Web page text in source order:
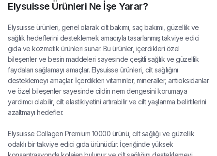
Elysuisse Ürünleri Ne İşe Yarar?
Elysuisse ürünleri, genel olarak cilt bakımı, saç bakımı, güzellik ve
sağlık hedeflerini desteklemek amacıyla tasarlanmış takviye edici
gıda ve kozmetik ürünleri sunar. Bu ürünler, içerdikleri özel
bileşenler ve besin maddeleri sayesinde çeşitli sağlık ve güzellik
faydaları sağlamayı amaçlar. Elysuisse ürünleri, cilt sağlığını
desteklemeyi amaçlar. İçerdikleri vitaminler, mineraller, antioksidanlar
ve özel bileşenler sayesinde cildin nem dengesini korumaya
yardımcı olabilir, cilt elastikiyetini artırabilir ve cilt yaşlanma belirtilerini
azaltmayı hedefler.
Elysuisse Collagen Premium 10000 ürünü, cilt sağlığı ve güzellik
odaklı bir takviye edici gıda ürünüdür. İçeriğinde yüksek